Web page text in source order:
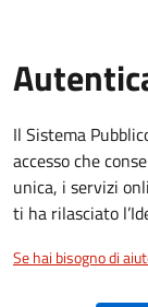
Il Sistema
accesso che
unica, i servizi
ti ha rilasciato
Se hai bisogno di